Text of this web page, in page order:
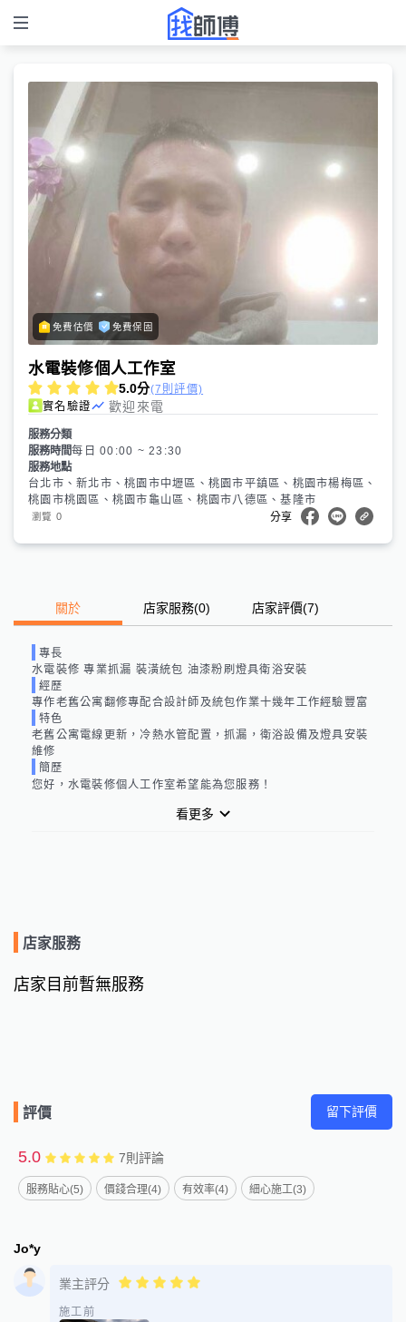
免費估價 免費保固
水電裝修個人工作室
5.0分(7則評價)
實名驗證
歡迎來電
服務分類
服務時間每日 00:00 ~ 23:30
服務地點
台北市、新北市、桃園市中壢區、桃園市平鎮區、桃園市楊梅區、
桃園市桃園區、桃園市龜山區、桃園市八德區、基隆市
瀏覽 0 分享
關於 店家服務(0) 店家評價(7)
專長
水電裝修 專業抓漏 裝潢統包 油漆粉刷燈具衛浴安裝
經歷
專作老舊公寓翻修專配合設計師及統包作業十幾年工作經驗豐富
特色
老舊公寓電線更新，冷熱水管配置，抓漏，衛浴設備及燈具安裝
維修
簡歷
您好，水電裝修個人工作室希望能為您服務！
看更多
店家服務
店家目前暫無服務
評價 留下評價
5.0 7則評論
服務貼心(5) 價錢合理(4) 有效率(4) 細心施工(3)
Jo*y
業主評分
施工前